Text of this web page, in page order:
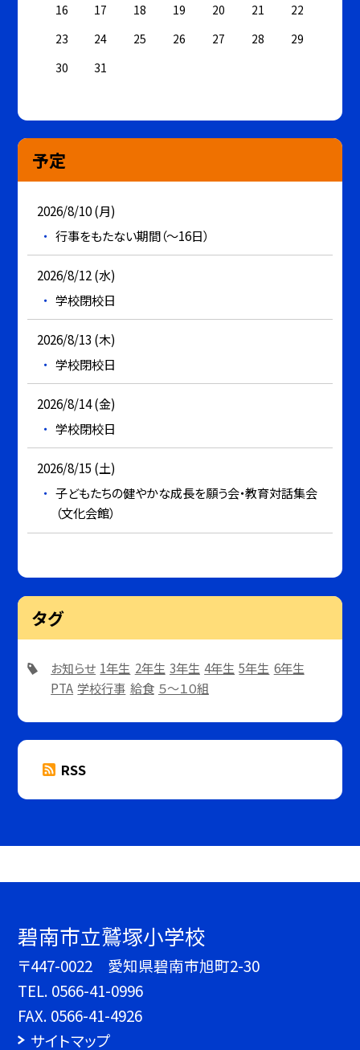
16
17 18 19 20 21
22
23
24 25 26 27 28
29
30
31
予定
2026/8/10 (月)
行事をもたない期間（～16日）
2026/8/12 (水)
学校閉校日
2026/8/13 (木)
学校閉校日
2026/8/14 (金)
学校閉校日
2026/8/15 (土)
子どもたちの健やかな成長を願う会・教育対話集会
（文化会館）
タグ
お知らせ 1年生 2年生 3年生 4年生 5年生 6年生
PTA 学校行事 給食 ５～１０組
RSS
碧南市立鷲塚小学校
〒447-0022 愛知県碧南市旭町2-30
TEL. 0566-41-0996
FAX. 0566-41-4926
サイトマップ